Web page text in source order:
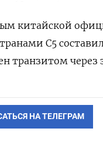
китайской
C5
транзитом через
НА ТЕЛЕГРАМ